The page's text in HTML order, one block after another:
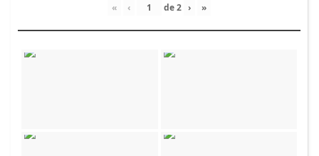
« ‹ de2 › »